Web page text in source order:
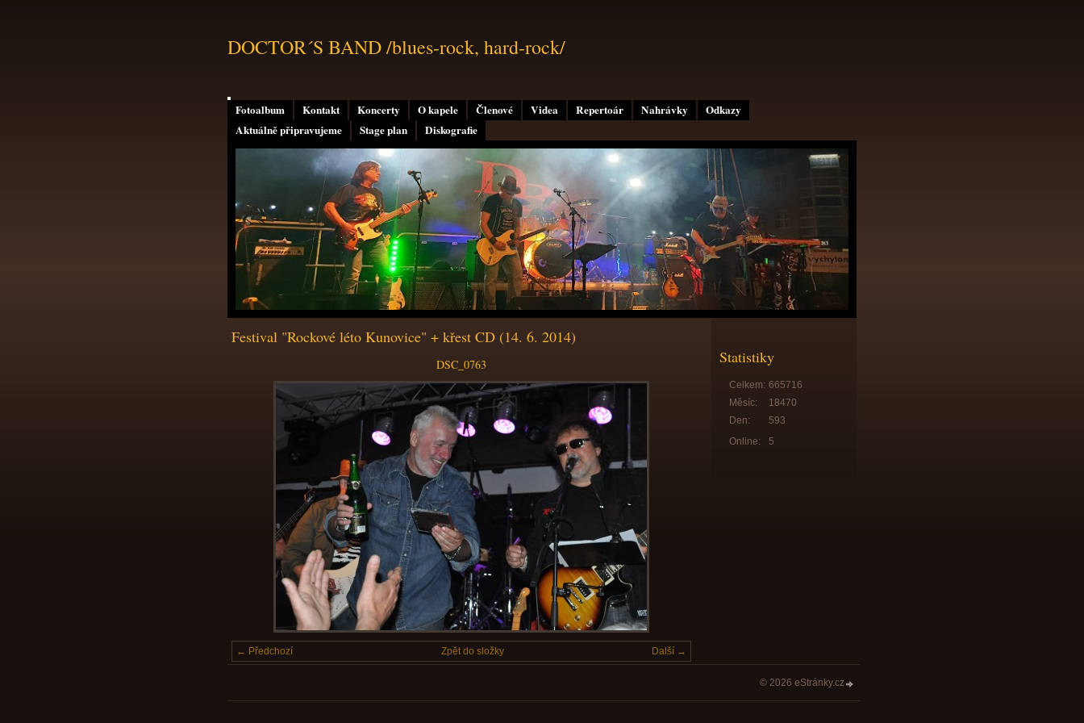
Fotoalbum Kontakt Koncerty O kapele Členové Videa Repertoár Nahrávky
Odkazy
Aktuálně připravujeme
Stage plan Diskografie
DOCTOR´S BAND /blues-rock, hard-rock/
Festival "Rockové léto Kunovice" + křest CD (14. 6. 2014)
DSC_0763
← Předchozí Další →
Zpět do složky
Statistiky
Online: 5
Celkem: 665716
Měsíc:
18470
Den:
593
© 2026 eStránky.cz